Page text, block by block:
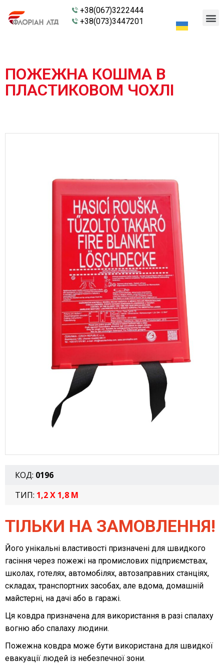
+38(067)3222444
+38(073)3447201
ПОЖЕЖНА КОШМА В
ПЛАСТИКОВОМ ЧОХЛІ
КОД: 0196
ТИП: 1,2 X 1,8 M
ТІЛЬКИ НА ЗАМОВЛЕННЯ!
Його унікальні властивості призначені для швидкого
гасіння через пожежі на промислових підприємствах,
школах, готелях, автомобілях, автозаправних станціях,
складах, транспортних засобах, але вдома, домашній
майстерні, на дачі або в гаражі.
Ця ковдра призначена для використання в разі спалаху
вогню або спалаху людини.
Пожежна ковдра може бути використана для швидкої
евакуації людей із небезпечної зони.